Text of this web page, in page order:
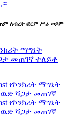
ለብረት ፎርም ሥራ ወይም